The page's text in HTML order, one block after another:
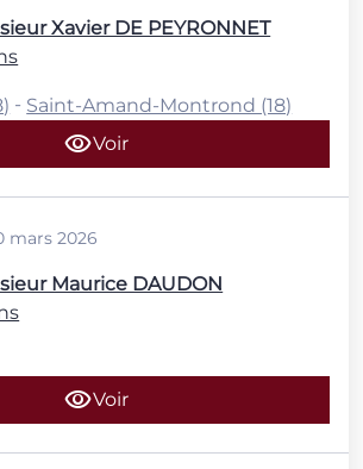
Xavier DE PEYRONNET
- Saint-Amand-Montrond (18)
Voir
mars 2026
Maurice DAUDON
Voir